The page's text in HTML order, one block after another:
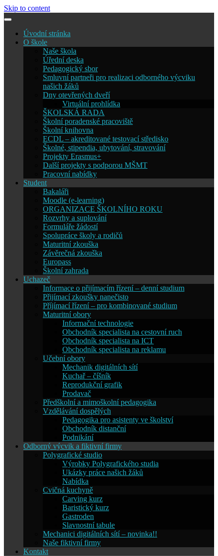
Skip to content
Úvodní stránka
O škole
Naše škola
Úřední deska
Pedagogický sbor
Smluvní partneři pro realizaci odborného výcviku
našich žáků
Dny otevřených dveří
Virtuální prohlídka
ŠKOLSKÁ RADA
Školní poradenské pracoviště
Školní knihovna
ECDL – akreditované testovací středisko
Školné, stipendia, ubytování, stravování
Projekty Erasmus+
Další projekty s podporou MŠMT
Pracovní nabídky
Student
Bakaláři
Moodle (e-learning)
ORGANIZACE ŠKOLNÍHO ROKU
Rozvrhy a suplování
Formuláře žádostí
Spolupráce školy a rodičů
Maturitní zkouška
Závěrečná zkouška
Europass
Školní zahrada
Uchazeč
Informace o přijímacím řízení – denní studium
Přijímací zkoušky nanečisto
Příjímací řízení – pro kombinované studium
Maturitní obory
Informační technologie
Obchodník specialista na cestovní ruch
Obchodník specialista na ICT
Obchodník specialista na reklamu
Učební obory
Mechanik digitálních sítí
Kuchař – číšník
Reprodukční grafik
Prodavač
Předškolní a mimoškolní pedagogika
Vzdělávání dospělých
Pedagogika pro asistenty ve školství
Obchodník distanční
Podnikání
Odborný výcvik a fiktivní firmy
Polygrafické studio
Výrobky Polygrafického studia
Ukázky práce našich žáků
Nabídka
Cvičná kuchyně
Carving kurz
Baristický kurz
Gastroden
Slavnostní tabule
Mechanici digitálních sítí – novinka!!
Naše fiktivní firmy
Kontakt